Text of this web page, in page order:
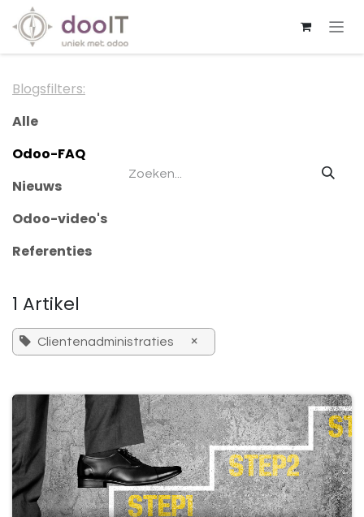
Overslaan naar inhoud
Blogsfilters:
Alle
Odoo-FAQ
Nieuws
Odoo-video's
Referenties
1 Artikel
Clientenadministraties ×